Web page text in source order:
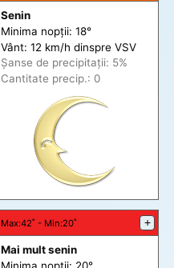
Senin
Minima nopții: 18°
Vânt: 12 km/h dinspre VSV
Șanse de precipitații: 5%
Cantitate precip.: 0
Max:42˚ - Min:20˚ +
Mai mult senin
Minima nopții: 20°